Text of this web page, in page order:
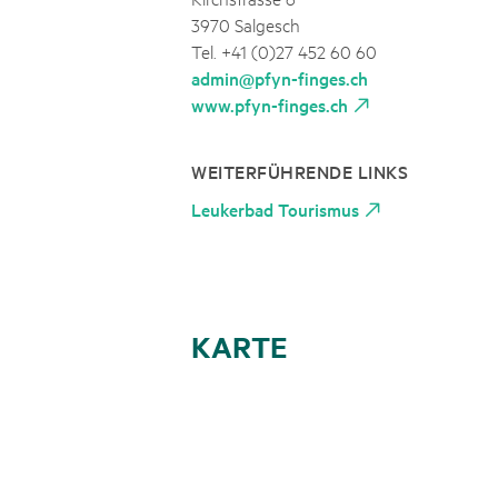
3970 Salgesch
Tel. +41 (0)27 452 60 60
admin@pfyn-finges.ch
www.pfyn-finges.ch
WEITERFÜHRENDE LINKS
Leukerbad Tourismus
KARTE